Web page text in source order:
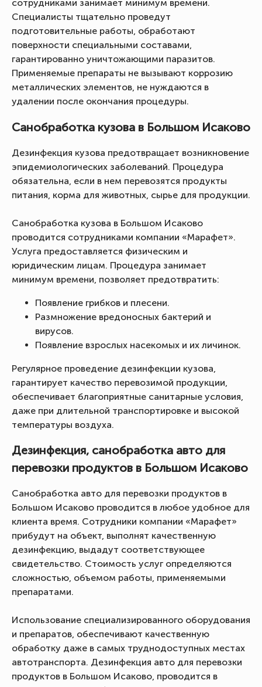
сотрудниками занимает минимум времени.
Специалисты тщательно проведут
подготовительные работы, обработают
поверхности специальными составами,
гарантированно уничтожающими паразитов.
Применяемые препараты не вызывают коррозию
металлических элементов, не нуждаются в
удалении после окончания процедуры.
Санобработка кузова в Большом Исаково
Дезинфекция кузова предотвращает возникновение
эпидемиологических заболеваний. Процедура
обязательна, если в нем перевозятся продукты
питания, корма для животных, сырье для продукции.
Санобработка кузова в Большом Исаково
проводится сотрудниками компании «Марафет».
Услуга предоставляется физическим и
юридическим лицам. Процедура занимает
минимум времени, позволяет предотвратить:
Появление грибков и плесени.
Размножение вредоносных бактерий и
вирусов.
Появление взрослых насекомых и их личинок.
Регулярное проведение дезинфекции кузова,
гарантирует качество перевозимой продукции,
обеспечивает благоприятные санитарные условия,
даже при длительной транспортировке и высокой
температуры воздуха.
Дезинфекция, санобработка авто для
перевозки продуктов в Большом Исаково
Санобработка авто для перевозки продуктов в
Большом Исаково проводится в любое удобное для
клиента время. Сотрудники компании «Марафет»
прибудут на объект, выполнят качественную
дезинфекцию, выдадут соответствующее
свидетельство. Стоимость услуг определяются
сложностью, объемом работы, применяемыми
препаратами.
Использование специализированного оборудования
и препаратов, обеспечивают качественную
обработку даже в самых труднодоступных местах
автотранспорта. Дезинфекция авто для перевозки
продуктов в Большом Исаково, проводится в